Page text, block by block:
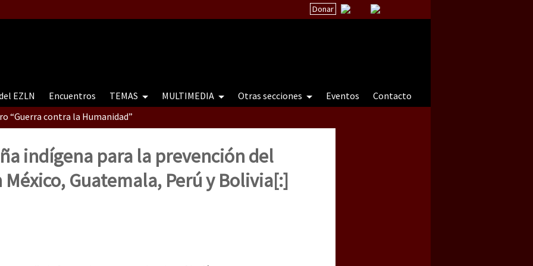
Donar
EZLN Encuentros TEMAS MULTIMEDIA Otras secciones Eventos
Contacto
“Guerra contra la Humanidad”
“Guerra contra a Humanidade”(As populações e a natureza e a natureza sob cerco)
contra a Humanidade” (As populações e a natureza sob cerco)
indígena para la prevención del
México, Guatemala, Perú y Bolivia[:]